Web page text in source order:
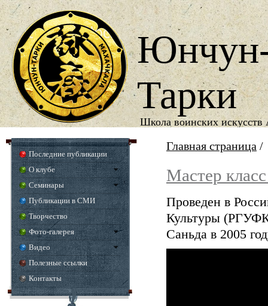
Тарки
Школа воинских искусств
Год основания школы 1987
Последние публикации
О клубе
Семинары
Публикации в СМИ
Творчество
Фото-галерея
Видео
Полезные ссылки
Контакты
Главная страница /
Мастер
Проведен в
Культуры
Саньда в 2005